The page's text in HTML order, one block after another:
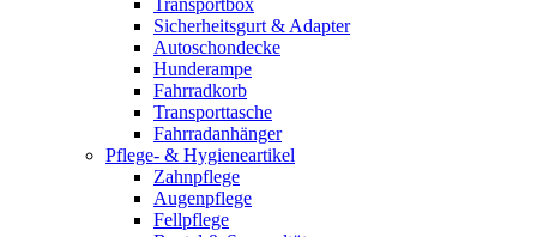
Transportbox
Sicherheitsgurt & Adapter
Autoschondecke
Hunderampe
Fahrradkorb
Transporttasche
Fahrradanhänger
Pflege- & Hygieneartikel
Zahnpflege
Augenpflege
Fellpflege